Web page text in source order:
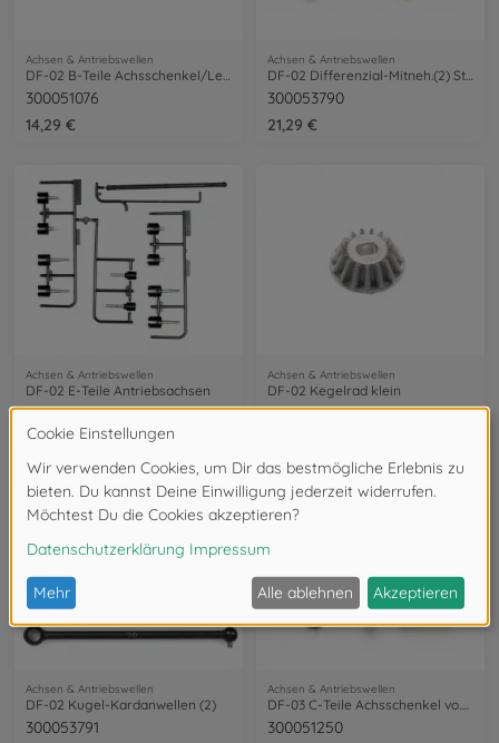
Achsen & Antriebswellen
DF-02 B-Teile Achsschenkel/Lenkhebel
300051076
14,29 €
Achsen & Antriebswellen
DF-02 Differenzial-Mitneh.(2) Stahl
300053790
21,29 €
Achsen & Antriebswellen
DF-02 E-Teile Antriebsachsen
309005756
9,79 €
Achsen & Antriebswellen
DF-02 Kegelrad klein
305455040
Achsen & Antriebswellen
DF-02 Kugel-Kardanwellen (2)
300053791
Achsen & Antriebswellen
DF-03 C-Teile Achsschenkel vo./Lenkhebel
300051250